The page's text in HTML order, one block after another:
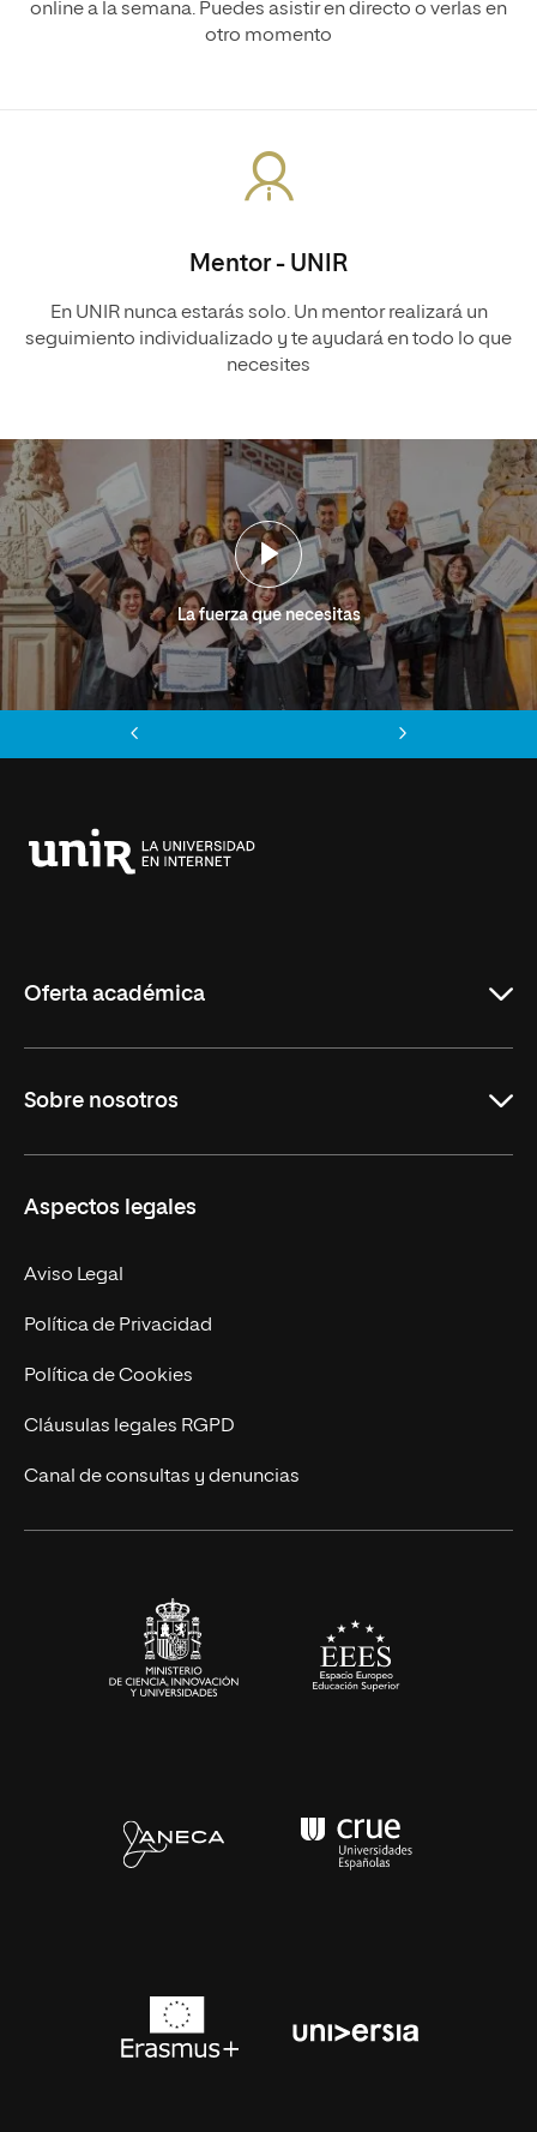
online a la semana. Puedes asistir en directo o verlas en
otro momento
Mentor - UNIR
En UNIR nunca estarás solo. Un mentor realizará un
seguimiento individualizado y te ayudará en todo lo que
necesites
La fuerza que necesitas
Oferta académica
Másteres Oficiales
Másteres Propios
Doctorados
Experto Universitario
Postgrados
Cursos Universitarios
Sobre nosotros
Facultades
Nuestro Equipo
Trabaja en UNIR
Actualidad
UNIR Revista
Eventos
Aspectos legales
Aviso Legal
Política de Privacidad
Política de Cookies
Cláusulas legales RGPD
Canal de consultas y denuncias